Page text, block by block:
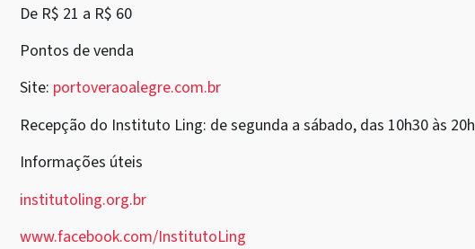
De R$ 21 a R$ 60
Pontos de venda
Site: portoveraoalegre.com.br
Recepção do Instituto Ling: de segunda a sábado, das 10h30 às 20h
Informações úteis
institutoling.org.br
www.facebook.com/InstitutoLing